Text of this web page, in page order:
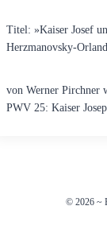
Titel: »Kaiser Josef
Herzmanovsky-
von Werner Pirchner
PWV 25: Kaiser
© 2026 ~